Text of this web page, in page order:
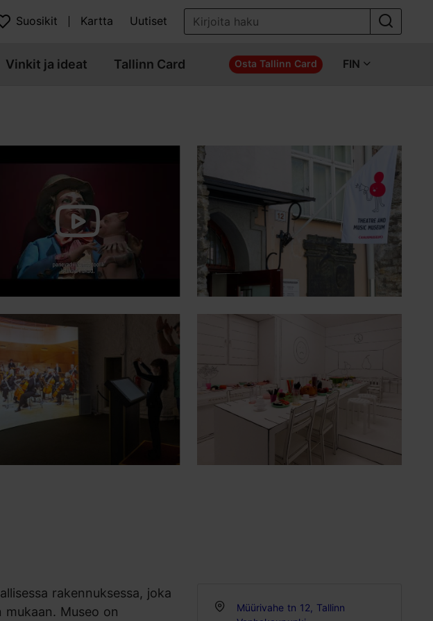
Suosikit Kartta Uutiset
Vinkit ja ideat Tallinn Card Osta Tallinn Card FIN
rakennuksessa, joka
Museo on
Müürivahe tn 12, Tallinn